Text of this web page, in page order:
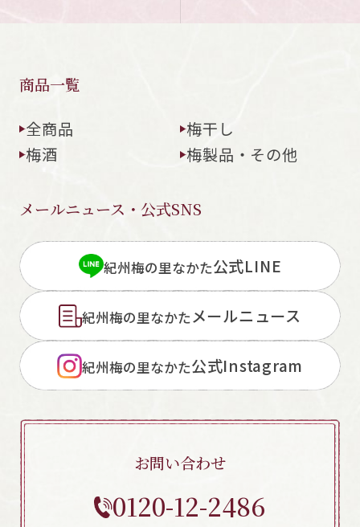
商品一覧
全商品
梅干し
梅酒
梅製品・その他
メールニュース・公式SNS
紀州梅の里なかた公式LINE
紀州梅の里なかたメールニュース
紀州梅の里なかた公式Instagram
お問い合わせ
0120-12-2486